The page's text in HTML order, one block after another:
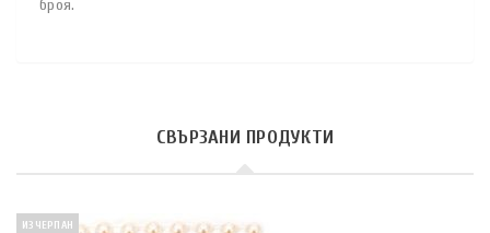
броя.
СВЪРЗАНИ ПРОДУКТИ
ИЗЧЕРПАН